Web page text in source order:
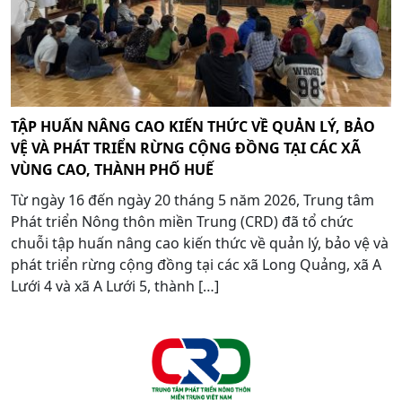
TẬP HUẤN NÂNG CAO KIẾN THỨC VỀ QUẢN LÝ, BẢO
VỆ VÀ PHÁT TRIỂN RỪNG CỘNG ĐỒNG TẠI CÁC XÃ
VÙNG CAO, THÀNH PHỐ HUẾ
Từ ngày 16 đến ngày 20 tháng 5 năm 2026, Trung tâm
Phát triển Nông thôn miền Trung (CRD) đã tổ chức
chuỗi tập huấn nâng cao kiến thức về quản lý, bảo vệ và
phát triển rừng cộng đồng tại các xã Long Quảng, xã A
Lưới 4 và xã A Lưới 5, thành […]